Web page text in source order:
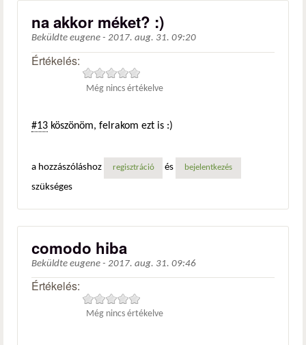
na akkor méket? :)
Beküldte eugene - 2017. aug. 31. 09:20
Értékelés:
Még nincs értékelve
#13 köszönöm, felrakom ezt is :)
a hozzászóláshoz regisztráció és bejelentkezés
szükséges
comodo hiba
Beküldte eugene - 2017. aug. 31. 09:46
Értékelés:
Még nincs értékelve